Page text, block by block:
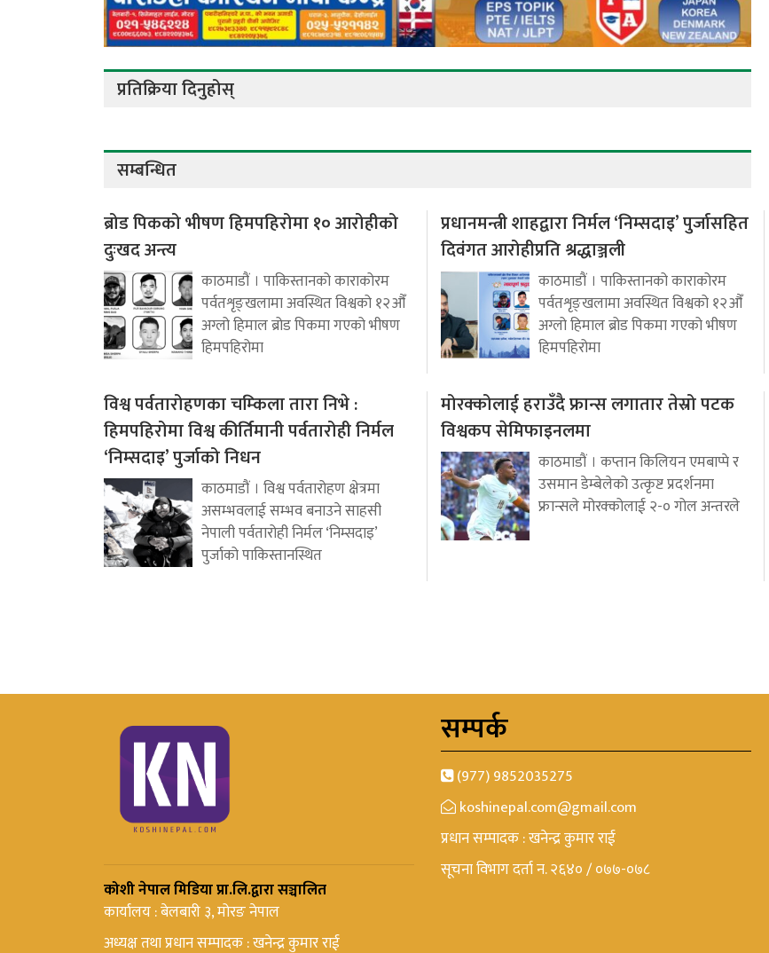
प्रतिक्रिया दिनुहोस्
सम्बन्धित
ब्रोड पिकको भीषण हिमपहिरोमा १० आरोहीको
दुःखद अन्त्य
काठमाडौं । पाकिस्तानको काराकोरम
पर्वतशृङ्खलामा अवस्थित विश्वको १२औँ
अग्लो हिमाल ब्रोड पिकमा गएको भीषण
हिमपहिरोमा
प्रधानमन्त्री शाहद्वारा निर्मल ‘निम्सदाइ’ पुर्जासहित
दिवंगत आरोहीप्रति श्रद्धाञ्जली
काठमाडौं । पाकिस्तानको काराकोरम
पर्वतशृङ्खलामा अवस्थित विश्वको १२औँ
अग्लो हिमाल ब्रोड पिकमा गएको भीषण
हिमपहिरोमा
विश्व पर्वतारोहणका चम्किला तारा निभे :
हिमपहिरोमा विश्व कीर्तिमानी पर्वतारोही निर्मल
‘निम्सदाइ’ पुर्जाको निधन
काठमाडौं । विश्व पर्वतारोहण क्षेत्रमा
असम्भवलाई सम्भव बनाउने साहसी
नेपाली पर्वतारोही निर्मल ‘निम्सदाइ’
पुर्जाको पाकिस्तानस्थित
मोरक्कोलाई हराउँदै फ्रान्स लगातार तेस्रो पटक
विश्वकप सेमिफाइनलमा
काठमाडौं । कप्तान किलियन एमबाप्पे र
उसमान डेम्बेलेको उत्कृष्ट प्रदर्शनमा
फ्रान्सले मोरक्कोलाई २-० गोल अन्तरले
कोशी नेपाल मिडिया प्रा.लि.द्वारा सञ्चालित
कार्यालय : बेलबारी ३, मोरङ नेपाल
अध्यक्ष तथा प्रधान सम्पादक : खनेन्द्र कुमार राई
सम्पर्क
(977) 9852035275
koshinepal.com@gmail.com
प्रधान सम्पादक : खनेन्द्र कुमार राई
सूचना विभाग दर्ता न. २६४० / ०७७-०७८